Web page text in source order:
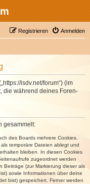
Anmelden
Registrieren
isdv.net/forum“) (im
die während deines Foren-
gesammelt:
des Boards mehrere Cookies.
temporäre Dateien ablegt und
bleiben. In diesen Cookies
zugeordnet werden
Beiträge (zur Markierung dieser als
sowie Informationen über deine
bist) gespeichert. Ferner werden